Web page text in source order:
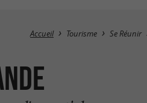
Accueil Tourisme Se Réunir